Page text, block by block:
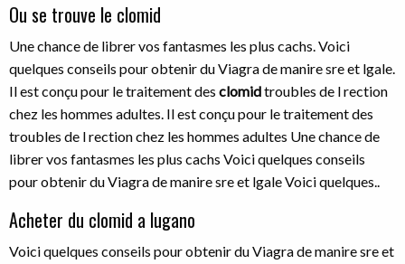
Ou se trouve le clomid
Une chance de librer vos fantasmes les plus cachs. Voici
quelques conseils pour obtenir du Viagra de manire sre et lgale.
Il est conçu pour le traitement des clomidtroubles de lrection
chez les hommes adultes. Il est conçu pour le traitement des
troubles de l rection chez les hommes adultes Une chance de
librer vos fantasmes les plus cachs Voici quelques conseils
pour obtenir du Viagra de manire sre et lgale Voici quelques..
Acheter du clomid a lugano
Voici quelques conseils pour obtenir du Viagra de manire sre et